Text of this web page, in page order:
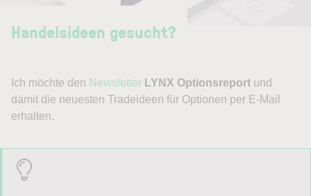
Handelsideen gesucht?
Ich möchte den Newsletter LYNX Optionsreport und
damit die neuesten Tradeideen für Optionen per E-Mail
erhalten.